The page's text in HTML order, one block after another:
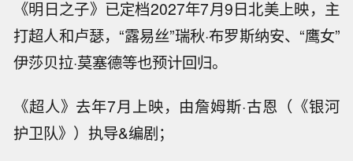
《明日之子》已定档2027年7月9日北美上映，主
打超人和卢瑟，“露易丝”瑞秋·布罗斯纳安、“鹰女”
伊莎贝拉·莫塞德等也预计回归。
《超人》去年7月上映，由詹姆斯·古恩（《银河
护卫队》）执导&编剧；